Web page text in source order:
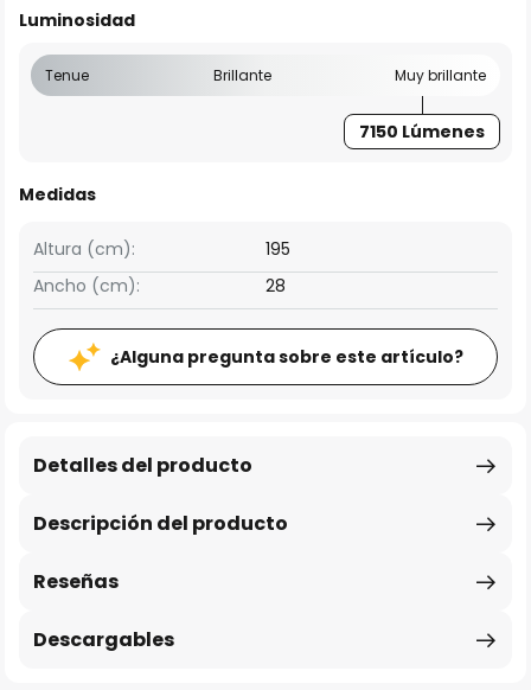
Luminosidad
Tenue Brillante Muy brillante
7150 Lúmenes
Medidas
Ancho (cm): 28
Altura (cm): 195
¿Alguna pregunta sobre este artículo?
Descripción del producto
Detalles del producto
Reseñas
Descargables